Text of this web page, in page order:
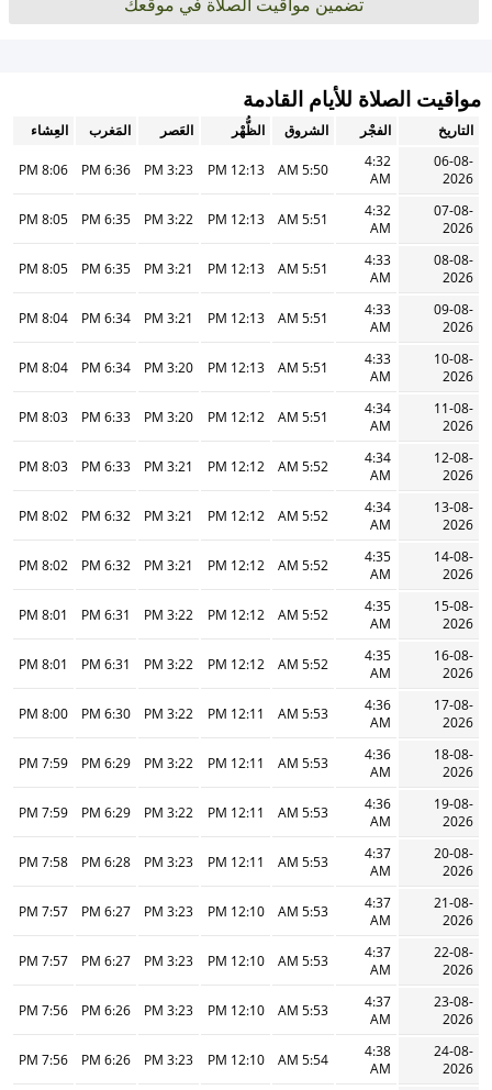
مواقيت الصلاة للأيام القادمة
التاريخ الفجْر الشروق الظُّهْر العَصر المَغرب
العِشاء
06-08-
2026
4:32
AM
5:50 AM
12:13 PM
3:23 PM
6:36 PM
8:06 PM
07-08-
2026
4:32
AM
5:51 AM
12:13 PM
3:22 PM
6:35 PM
8:05 PM
08-08-
2026
4:33
AM
5:51 AM
12:13 PM
3:21 PM
6:35 PM
8:05 PM
09-08-
2026
4:33
AM
5:51 AM
12:13 PM
3:21 PM
6:34 PM
8:04 PM
10-08-
2026
4:33
AM
5:51 AM
12:13 PM
3:20 PM
6:34 PM
8:04 PM
11-08-
2026
4:34
AM
5:51 AM
12:12 PM
3:20 PM
6:33 PM
8:03 PM
12-08-
2026
4:34
AM
5:52 AM
12:12 PM
3:21 PM
6:33 PM
8:03 PM
13-08-
2026
4:34
AM
5:52 AM
12:12 PM
3:21 PM
6:32 PM
8:02 PM
14-08-
2026
4:35
AM
5:52 AM
12:12 PM
3:21 PM
6:32 PM
8:02 PM
15-08-
2026
4:35
AM
5:52 AM
12:12 PM
3:22 PM
6:31 PM
8:01 PM
16-08-
2026
4:35
AM
5:52 AM
12:12 PM
3:22 PM
6:31 PM
8:01 PM
17-08-
2026
4:36
AM
5:53 AM
12:11 PM
3:22 PM
6:30 PM
8:00 PM
18-08-
2026
4:36
AM
5:53 AM
12:11 PM
3:22 PM
6:29 PM
7:59 PM
19-08-
2026
4:36
AM
5:53 AM
12:11 PM
3:22 PM
6:29 PM
7:59 PM
20-08-
2026
4:37
AM
5:53 AM
12:11 PM
3:23 PM
6:28 PM
7:58 PM
21-08-
2026
4:37
AM
5:53 AM
12:10 PM
3:23 PM
6:27 PM
7:57 PM
22-08-
2026
4:37
AM
5:53 AM
12:10 PM
3:23 PM
6:27 PM
7:57 PM
23-08-
2026
4:37
AM
5:53 AM
12:10 PM
3:23 PM
6:26 PM
7:56 PM
24-08-
2026
4:38
AM
5:54 AM
12:10 PM
3:23 PM
6:26 PM
7:56 PM